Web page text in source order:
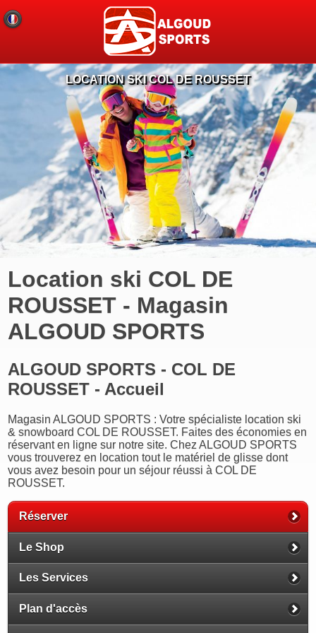
LOCATION SKI COL DE ROUSSET
Location ski COL DE
ROUSSET - Magasin
ALGOUD SPORTS
ALGOUD SPORTS - COL DE
ROUSSET - Accueil
Magasin ALGOUD SPORTS : Votre spécialiste location ski
& snowboard COL DE ROUSSET. Faites des économies en
réservant en ligne sur notre site. Chez ALGOUD SPORTS
vous trouverez en location tout le matériel de glisse dont
vous avez besoin pour un séjour réussi à COL DE
ROUSSET.
Réserver
Le Shop
Les Services
Plan d'accès